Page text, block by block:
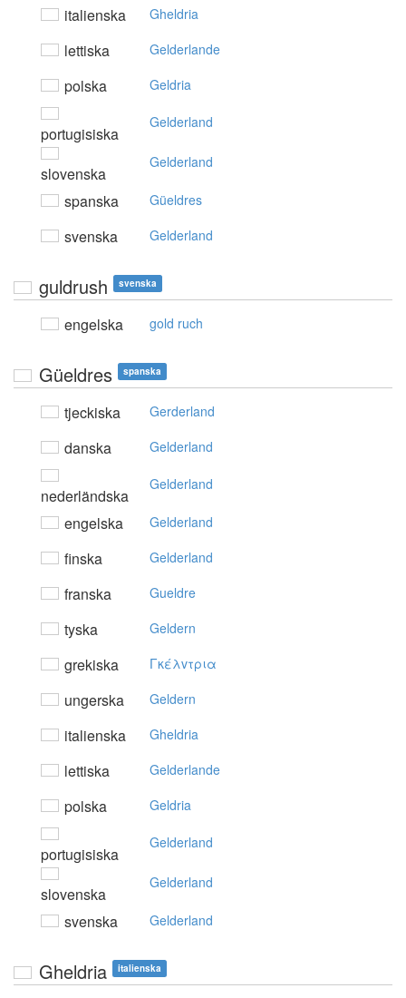
italienska Gheldria
lettiska Gelderlande
polska Geldria
portugisiska
Gelderland
slovenska
Gelderland
spanska Güeldres
svenska Gelderland
guldrush svenska
engelska gold ruch
Güeldres spanska
tjeckiska Gerderland
danska Gelderland
nederländska
Gelderland
engelska Gelderland
finska Gelderland
franska Gueldre
tyska Geldern
grekiska Γκέλvτρια
ungerska Geldern
italienska Gheldria
lettiska Gelderlande
polska Geldria
portugisiska
Gelderland
slovenska
Gelderland
svenska Gelderland
Gheldria italienska